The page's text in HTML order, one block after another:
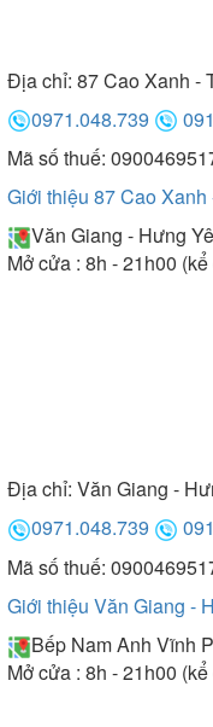
Địa chỉ: 87 Cao Xanh -
0971.048.739
Mã số thuế:
Giới thiệu 87 Cao
Văn Giang - Hưng
Mở cửa : 8h - 21h00
Địa chỉ: Văn Giang -
0971.048.739
Mã số thuế:
Giới thiệu Văn Giang -
Bếp Nam Anh Vĩnh
Mở cửa : 8h - 21h00